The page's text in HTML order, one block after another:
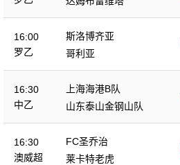
16:00
罗乙
斯洛博齐亚
哥利亚
16:30
中乙
上海海港B队
山东泰山金钢山队
16:30
澳威超
FC圣乔治
莱卡特老虎